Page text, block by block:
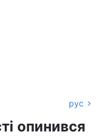
рус
опинився